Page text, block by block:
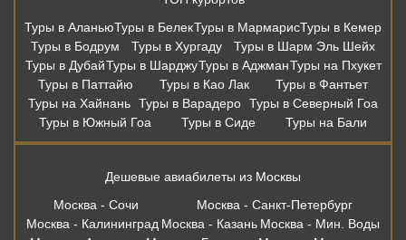
Туры в АланьюТуры в БелекТуры в МармарисТуры в Кемер
Туры в Бодрум
Туры в Хургаду
Туры в Шарм Эль Шейх
Туры в ДубайТуры в ШарджуТуры в АджманТуры на Пхукет
Туры в Паттайю
Туры в Као Лак
Туры в Фантьет
Туры на Хайнань Туры в Варадеро Туры в Северный Гоа
Туры в Южный Гоа
Туры в Сиде Туры на Бали
Дешевые авиабилеты из Москвы
Москва - Сочи
Москва - Санкт-Петербург
Москва - Калининград Москва - Казань Москва - Мин. Воды